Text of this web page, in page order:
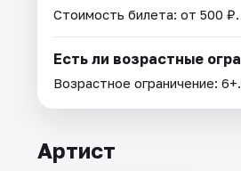
Стоимость билета: от 500 ₽.
Есть ли возрастные
Возрастное ограничение: 6+.
Артист